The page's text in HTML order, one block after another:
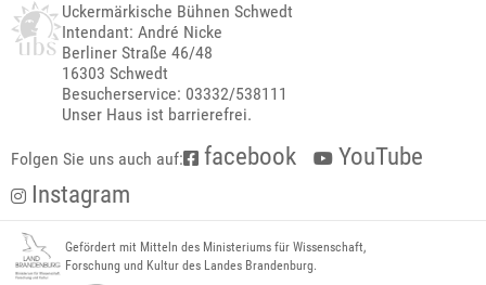
Uckermärkische Bühnen Schwedt
Intendant: André Nicke
Berliner Straße 46/48
16303 Schwedt
Besucherservice: 03332/538111
Unser Haus ist barrierefrei.
Folgen Sie uns auch auf: facebook
YouTube
Instagram
Gefördert mit Mitteln des Ministeriums für Wissenschaft,
Forschung und Kultur des Landes Brandenburg.